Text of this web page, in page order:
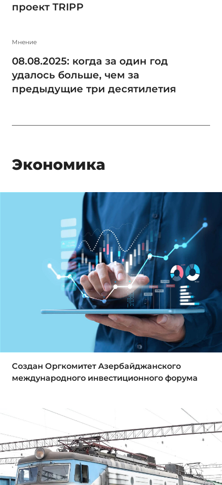
проект TRIPP
Мнение
08.08.2025: когда за один год
удалось больше, чем за
предыдущие три десятилетия
Экономика
Создан Оргкомитет Азербайджанского
международного инвестиционного форума